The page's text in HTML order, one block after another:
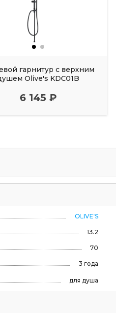
гарнитур с верхним
Olive's KDC01B
6 145 ₽
OLIVE'S
13.2
70
3 года
для душа